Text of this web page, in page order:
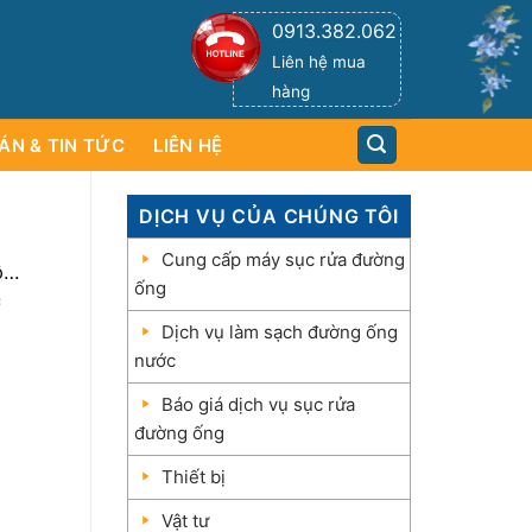
0913.382.062
Liên hệ mua
hàng
& TIN TỨC LIÊN HỆ
DỊCH VỤ CỦA CHÚNG TÔI
Cung cấp máy sục rửa đường
ống
Dịch vụ làm sạch đường ống
nước
Báo giá dịch vụ sục rửa
đường ống
Thiết bị
Vật tư